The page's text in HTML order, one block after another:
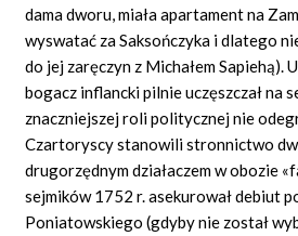
dama dworu, miała apartament na
wyswatać za Saksończyka i dlatego
do jej zaręczyn z Michałem Sapiehą).
bogacz inflancki pilnie uczęszczał na
znaczniejszej roli politycznej nie
Czartoryscy stanowili stronnictwo
drugorzędnym działaczem w obozie
sejmików1752r. asekurował debiut
Poniatowskiego (gdyby nie został